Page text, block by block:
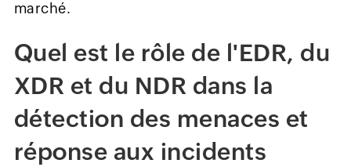
marché.
Quel est le rôle de l'EDR, du
XDR et du NDR dans la
détection des menaces et
réponse aux incidents